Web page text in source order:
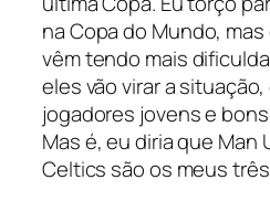
na Copa do Mundo,
vêm tendo mais
eles vão virar a
jogadores jovens e
Mas é, eu diria que Man
Celtics são os meus